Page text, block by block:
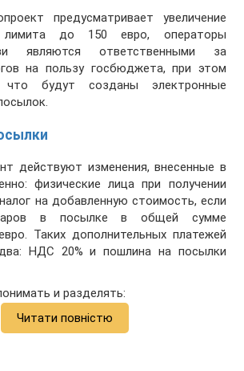
предусматривает увеличение
лимита до 150 евро, операторы
являются ответственными за
на пользу госбюджета, при этом
что будут созданы электронные
действуют изменения, внесенные в
физические лица при получении
на добавленную стоимость, если
в посылке в общей сумме
Таких дополнительных платежей
НДС 20% и пошлина на посылки
и разделять:
Читати повністю